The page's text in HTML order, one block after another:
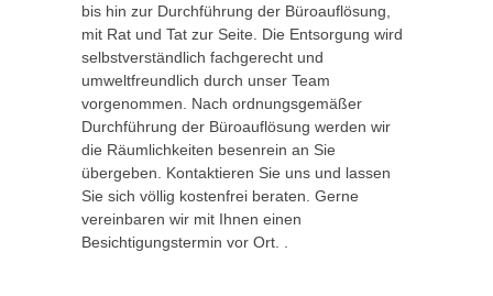
bis hin zur Durchführung der Büroauflösung,
mit Rat und Tat zur Seite. Die Entsorgung wird
selbstverständlich fachgerecht und
umweltfreundlich durch unser Team
vorgenommen. Nach ordnungsgemäßer
Durchführung der Büroauflösung werden wir
die Räumlichkeiten besenrein an Sie
übergeben. Kontaktieren Sie uns und lassen
Sie sich völlig kostenfrei beraten. Gerne
vereinbaren wir mit Ihnen einen
Besichtigungstermin vor Ort. .